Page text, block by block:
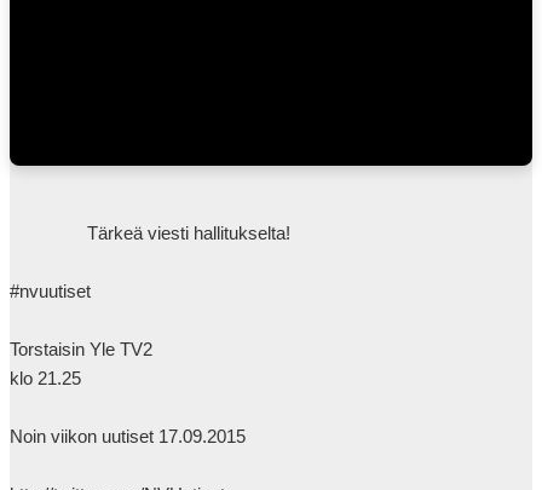
#nvuutiset
Torstaisin Yle TV2
klo 21.25
Noin viikon uutiset 17.09.2015